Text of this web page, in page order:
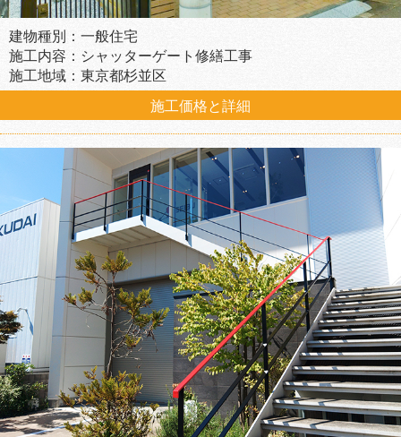
建物種別：一般住宅
施工内容：シャッターゲート修繕工事
施工地域：東京都杉並区
施工価格と詳細